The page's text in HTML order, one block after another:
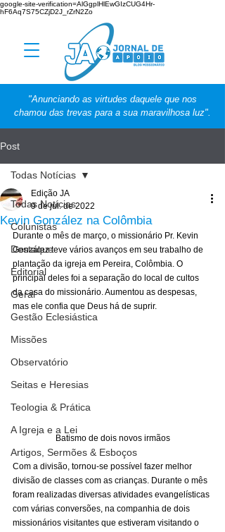
google-site-verification=AlGgplHlEwGIzCUG4Hr-
hF6Aq7S75CZjD2J_rZrN2Zo
"Anunciando as virtudes daquele que nos
chamou das trevas para a sua maravilhosa luz".
Post
Todas Notícias
Colunistas
Destaque
Editorial
Geral
Gestão Eclesiástica
Missões
Observatório
Seitas e Heresias
Teologia & Prática
A Igreja e a Lei
Artigos, Sermões & Esboços
Todas Notícias
Kevin González na Colômbia
Edição JA
9 de jul. de 2022
Durante o mês de março, o missionário Pr. Kevin
González teve vários avanços em seu trabalho de
plantação da igreja em Pereira, Colômbia. O
principal deles foi a separação do local de cultos
da casa do missionário. Aumentou as despesas,
mas ele confia que Deus há de suprir.
Batismo de dois novos irmãos
Com a divisão, tornou-se possível fazer melhor
divisão de classes com as crianças. Durante o mês
foram realizadas diversas atividades evangelísticas
com várias conversões, na companhia de dois
missionários visitantes que estiveram visitando o